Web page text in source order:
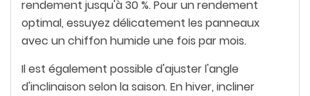
rendement jusqu'à 30 %. Pour un rendement
optimal, essuyez délicatement les panneaux
avec un chiffon humide une fois par mois.
Il est également possible d'ajuster l'angle
d'inclinaison selon la saison. En hiver, incliner